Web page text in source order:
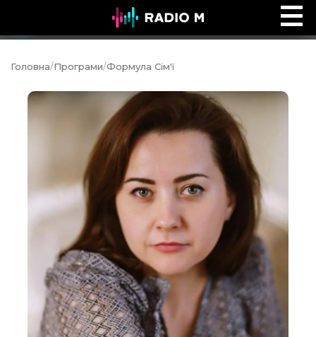
Music Ocean
Головна/Програми/Формула Сім'ї